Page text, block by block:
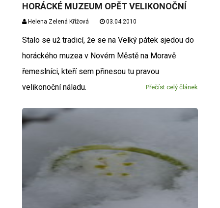
HORÁCKÉ MUZEUM OPĚT VELIKONOČNÍ
Helena Zelená Křížová 03.04.2010
Stalo se už tradicí, že se na Velký pátek sjedou do
horáckého muzea v Novém Městě na Moravě
řemeslníci, kteří sem přinesou tu pravou
velikonoční náladu.
Přečíst celý článek